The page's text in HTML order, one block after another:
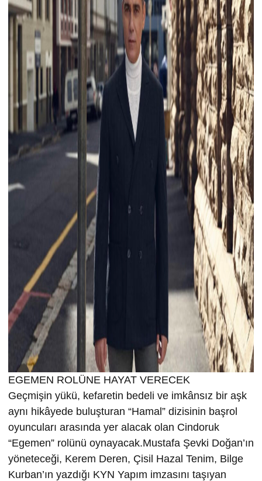
EGEMEN ROLÜNE HAYAT VERECEK
Geçmişin yükü, kefaretin bedeli ve imkânsız bir aşk
aynı hikâyede buluşturan “Hamal” dizisinin başrol
oyuncuları arasında yer alacak olan Cindoruk
“Egemen” rolünü oynayacak.Mustafa Şevki Doğan’ın
yöneteceği, Kerem Deren, Çisil Hazal Tenim, Bilge
Kurban’ın yazdığı KYN Yapım imzasını taşıyan